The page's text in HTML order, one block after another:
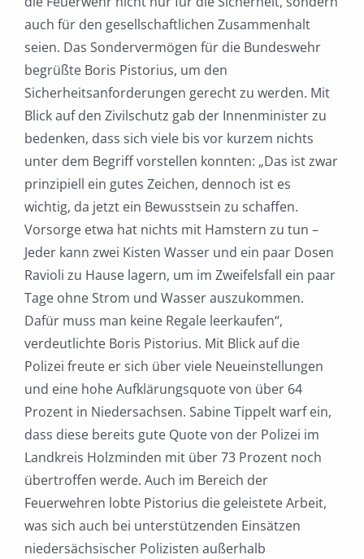
auch für den gesellschaftlichen Zusammenhalt
seien. Das Sondervermögen für die Bundeswehr
begrüßte Boris Pistorius, um den
Sicherheitsanforderungen gerecht zu werden. Mit
Blick auf den Zivilschutz gab der Innenminister zu
bedenken, dass sich viele bis vor kurzem nichts
unter dem Begriff vorstellen konnten: „Das ist zwar
prinzipiell ein gutes Zeichen, dennoch ist es
wichtig, da jetzt ein Bewusstsein zu schaffen.
Vorsorge etwa hat nichts mit Hamstern zu tun –
Jeder kann zwei Kisten Wasser und ein paar Dosen
Ravioli zu Hause lagern, um im Zweifelsfall ein paar
Tage ohne Strom und Wasser auszukommen.
Dafür muss man keine Regale leerkaufen“,
verdeutlichte Boris Pistorius. Mit Blick auf die
Polizei freute er sich über viele Neueinstellungen
und eine hohe Aufklärungsquote von über 64
Prozent in Niedersachsen. SabineTippelt warf ein,
dass diese bereits gute Quote von der Polizei im
Landkreis Holzminden mit über 73 Prozent noch
übertroffen werde. Auch im Bereich der
Feuerwehren lobte Pistorius die geleisteteArbeit,
was sich auch bei unterstützenden Einsätzen
niedersächsischer Polizisten außerhalb